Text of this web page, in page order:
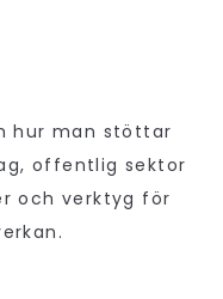
hur man stöttar
offentlig sektor
och verktyg för